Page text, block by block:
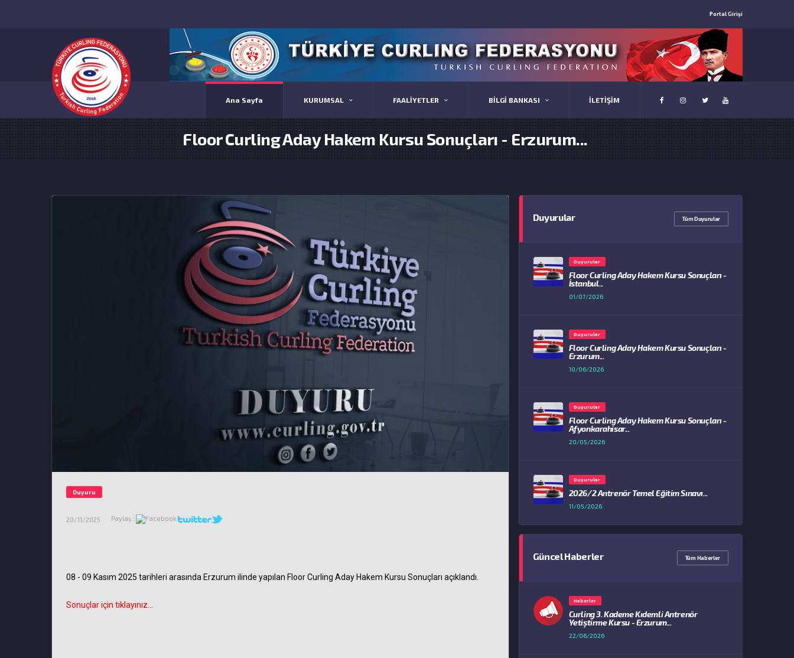
Portal Girişi
Ana Sayfa KURUMSAL FAALİYETLER BİLGİ BANKASI İLETİŞİM
Floor Curling Aday Hakem Kursu Sonuçları - Erzurum...
Duyuru
20/11/2025 Paylaş :
08 - 09 Kasım 2025 tarihleri arasında Erzurum ilinde yapılan Floor Curling Aday Hakem Kursu Sonuçları açıklandı.
Sonuçlar için tıklayınız...
Duyurular Tüm Duyurular
Duyurular
Floor Curling Aday Hakem Kursu Sonuçları -
İstanbul...
01/07/2026
Duyurular
Floor Curling Aday Hakem Kursu Sonuçları -
Erzurum...
10/06/2026
Duyurular
Floor Curling Aday Hakem Kursu Sonuçları -
Afyonkarahisar...
20/05/2026
Duyurular
2026/2 Antrenör Temel Eğitim Sınavı...
11/05/2026
Güncel Haberler Tüm Haberler
Haberler
Curling 3. Kademe Kıdemli Antrenör
Yetiştirme Kursu - Erzurum...
22/06/2026